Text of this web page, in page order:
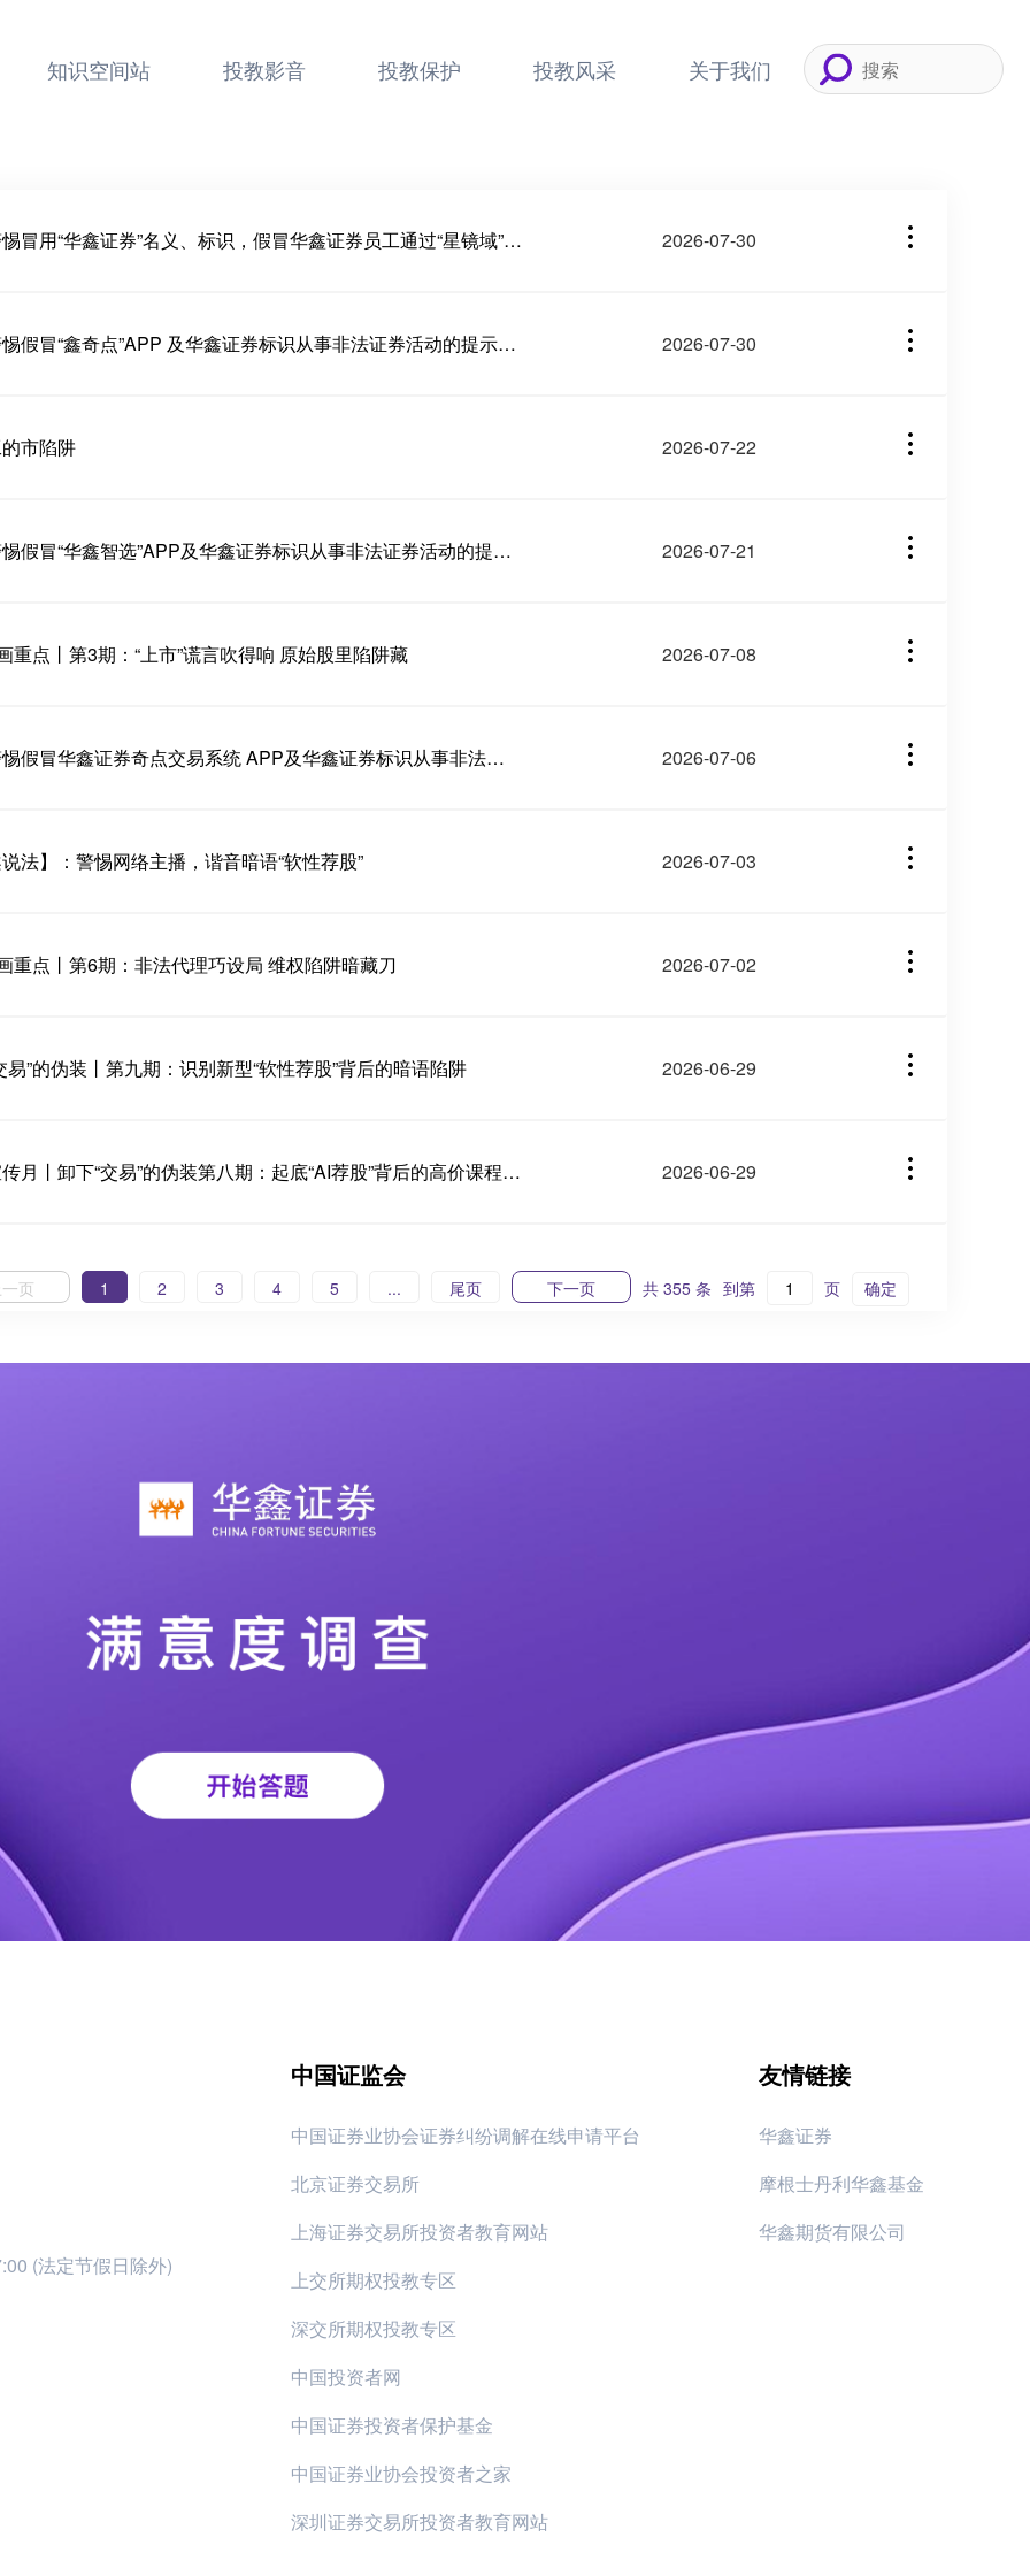
知识空间站 投教影音 投教保护 投教风采 关于我们
关于警惕冒用“华鑫证券”名义、标识，假冒华鑫证券员工通过“星镜域”及假冒“华鑫奇点”APP开展非法证券活动的提示公告 2026-07-30
关于警惕假冒“鑫奇点”APP 及华鑫证券标识从事非法证券活动的提示公告 2026-07-30
市陷阱 2026-07-22
关于警惕假冒“华鑫智选”APP及华鑫证券标识从事非法证券活动的提示公告 2026-07-21
重点丨第3期：“上市”谎言吹得响 原始股里陷阱藏 2026-07-08
关于警惕假冒华鑫证券奇点交易系统 APP及华鑫证券标识从事非法证券活动的提示公告 2026-07-06
法】：警惕网络主播，谐音暗语“软性荐股” 2026-07-03
重点丨第6期：非法代理巧设局 维权陷阱暗藏刀 2026-07-02
易”的伪装丨第九期：识别新型“软性荐股”背后的暗语陷阱 2026-06-29
防非宣传月丨卸下“交易”的伪装第八期：起底“AI荐股”背后的高价课程收割链 2026-06-29
页 1 2 3 4 5 ... 尾页 下一页 共 355 条 到第 页 确定
(法定节假日除外)
中国证监会
中国证券业协会证券纠纷调解在线申请平台
北京证券交易所
上海证券交易所投资者教育网站
上交所期权投教专区
深交所期权投教专区
中国投资者网
中国证券投资者保护基金
中国证券业协会投资者之家
深圳证券交易所投资者教育网站
友情链接
华鑫证券
摩根士丹利华鑫基金
华鑫期货有限公司